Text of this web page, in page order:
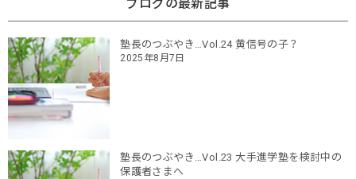
ブログの最新記事
塾長のつぶやき…Vol.24 黄信号の子？
2025年8月7日
塾長のつぶやき…Vol.23 大手進学塾を検討中の
保護者さまへ